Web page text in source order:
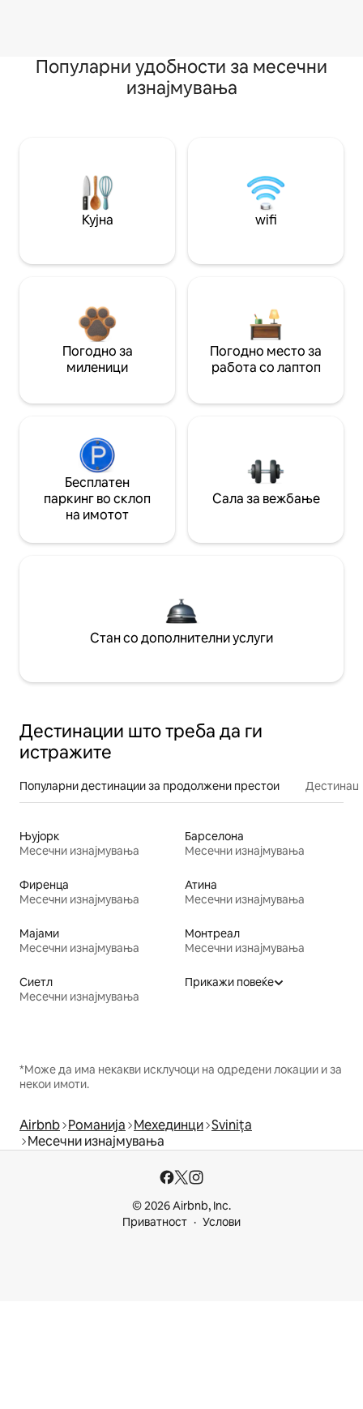
Популарни удобности за месечни
изнајмувања
Кујна wifi
Погодно за
миленици
Погодно место за
работа со лаптоп
Бесплатен
паркинг во склоп
на имотот
Сала за вежбање
Стан со дополнителни услуги
Дестинации што треба да ги
истражите
Популарни дестинации за продолжени престои
Њујорк
Месечни изнајмувања
Барселона
Месечни изнајмувања
Фиренца
Месечни изнајмувања
Атина
Месечни изнајмувања
Мајами
Месечни изнајмувања
Монтреал
Месечни изнајмувања
Сиетл
Месечни изнајмувања
Прикажи повеќе
*Може да има некакви исклучоци на одредени локации и за
некои имоти.
Airbnb Романија Мехединци Svinița
Месечни изнајмувања
© 2026 Airbnb, Inc.
Приватност
Услови